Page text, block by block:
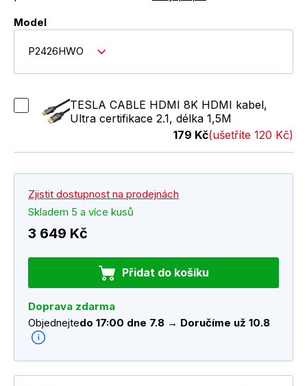
Model
P2426HWO
TESLA CABLE HDMI 8K HDMI kabel,
Ultra certifikace 2.1, délka 1,5M
179 Kč(ušetříte 120 Kč)
Zjistit dostupnost na prodejnách
Skladem 5 a více kusů
3 649 Kč
Přidat do košíku
Doprava zdarma
Objednejtedo 17:00 dne 7.8 → Doručíme už 10.8